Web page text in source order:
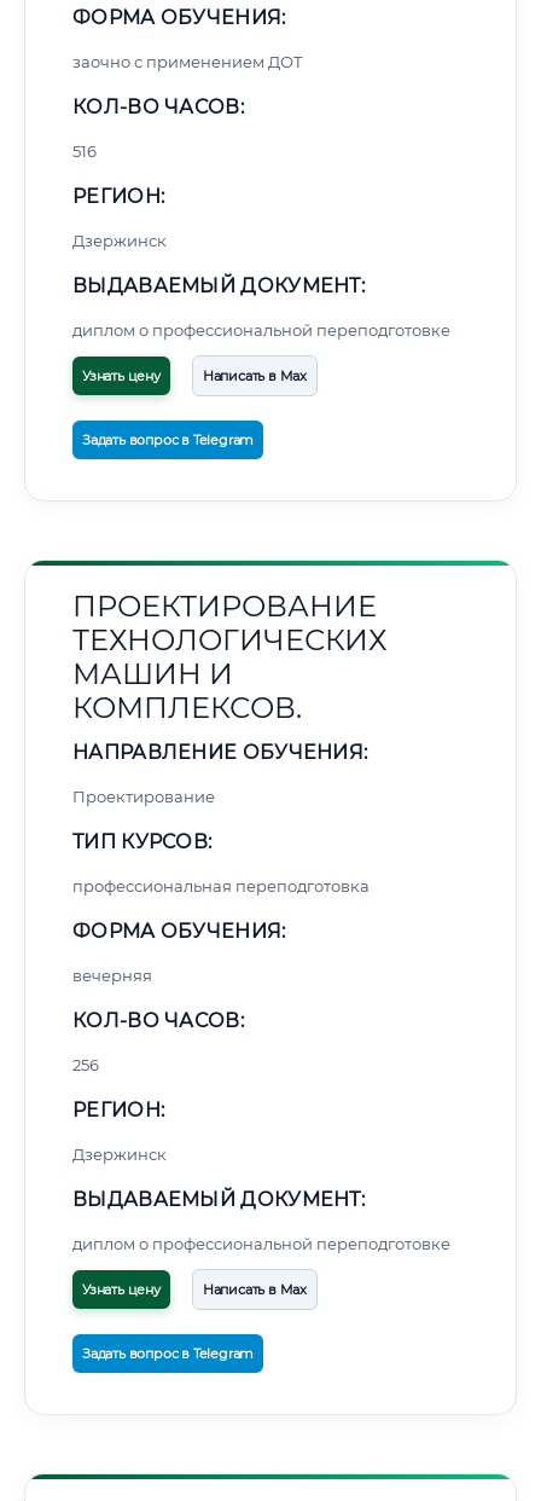
ФОРМА ОБУЧЕНИЯ:
заочно с применением ДОТ
КОЛ-ВО ЧАСОВ:
516
РЕГИОН:
Дзержинск
ВЫДАВАЕМЫЙ ДОКУМЕНТ:
диплом о профессиональной переподготовке
Узнать цену Написать в Max
Задать вопрос в Telegram
ПРОЕКТИРОВАНИЕ
ТЕХНОЛОГИЧЕСКИХ
МАШИН И
КОМПЛЕКСОВ.
НАПРАВЛЕНИЕ ОБУЧЕНИЯ:
Проектирование
ТИП КУРСОВ:
профессиональная переподготовка
ФОРМА ОБУЧЕНИЯ:
вечерняя
КОЛ-ВО ЧАСОВ:
256
РЕГИОН:
Дзержинск
ВЫДАВАЕМЫЙ ДОКУМЕНТ:
диплом о профессиональной переподготовке
Узнать цену Написать в Max
Задать вопрос в Telegram